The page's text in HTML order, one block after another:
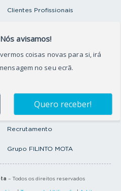
Clientes Profissionais
Seguros Protector
Artigos e Notícias
Recrutamento
Grupo FILINTO MOTA
– Todos os direitos reservados